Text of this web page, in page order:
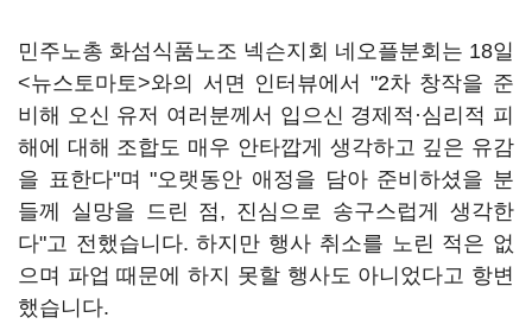
민주노총 화섬식품노조 넥슨지회 네오플분회는 18일
<뉴스토마토>와의 서면 인터뷰에서 "2차 창작을 준
비해 오신 유저 여러분께서 입으신 경제적·심리적 피
해에 대해 조합도 매우 안타깝게 생각하고 깊은 유감
을 표한다"며 "오랫동안 애정을 담아 준비하셨을 분
들께 실망을 드린 점, 진심으로 송구스럽게 생각한
다"고 전했습니다. 하지만 행사 취소를 노린 적은 없
으며 파업 때문에 하지 못할 행사도 아니었다고 항변
했습니다.